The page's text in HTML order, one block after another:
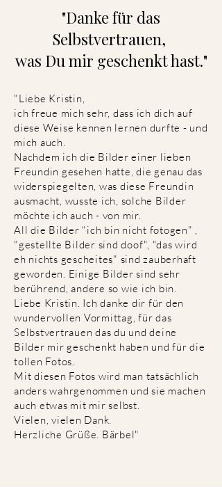
"Danke für das
Selbstvertrauen,
was Du mir geschenkt hast."
"Liebe Kristin,
ich freue mich sehr, dass ich dich auf
diese Weise kennen lernen durfte - und
mich auch.
Nachdem ich die Bilder einer lieben
Freundin gesehen hatte, die genau das
widerspiegelten, was diese Freundin
ausmacht, wusste ich, solche Bilder
möchte ich auch - von mir.
All die Bilder "ich bin nicht fotogen" ,
"gestellte Bilder sind doof", "das wird
eh nichts gescheites" sind zauberhaft
geworden. Einige Bilder sind sehr
berührend, andere so wie ich bin.
Liebe Kristin. Ich danke dir für den
wundervollen Vormittag, für das
Selbstvertrauen das du und deine
Bilder mir geschenkt haben und für die
tollen Fotos.
Mit diesen Fotos wird man tatsächlich
anders wahrgenommen und sie machen
auch etwas mit mir selbst.
Vielen, vielen Dank.
Herzliche Grüße. Bärbel"